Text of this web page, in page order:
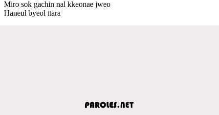
Miro sok gachin nal kkeonae jweo
Haneul byeol ttara